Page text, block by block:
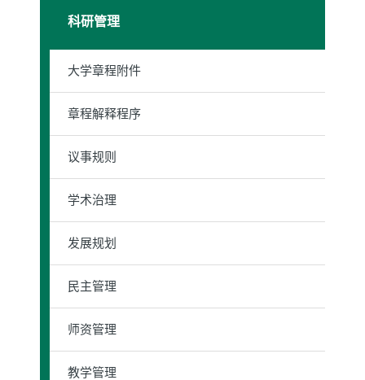
科研管理
大学章程附件
章程解释程序
议事规则
学术治理
发展规划
民主管理
师资管理
教学管理